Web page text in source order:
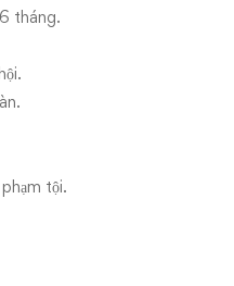
tháng.
tội.